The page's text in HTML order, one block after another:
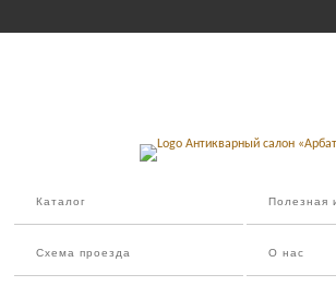
Каталог Полезная
Схема проезда О нас